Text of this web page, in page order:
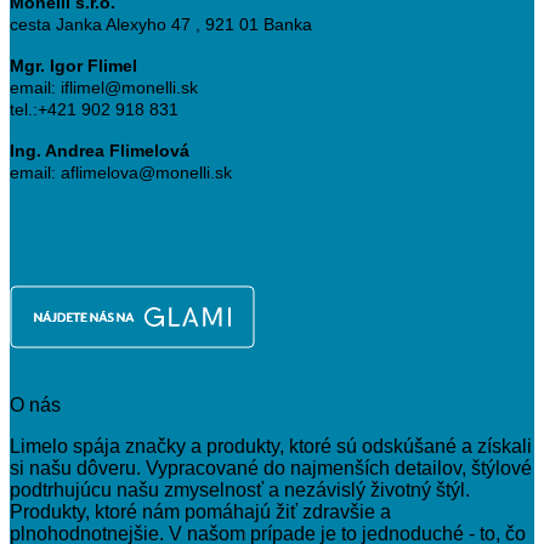
cesta Janka Alexyho 47 , 921 01 Banka
Mgr. Igor Flimel
email: iflimel@monelli.sk
tel.:+421 902 918 831
Ing. Andrea Flimelová
email: aflimelova@monelli.sk
O nás
Limelo spája značky a produkty, ktoré sú odskúšané a získali
si našu dôveru. Vypracované do najmenších detailov, štýlové
podtrhujúcu našu zmyselnosť a nezávislý životný štýl.
Produkty, ktoré nám pomáhajú žiť zdravšie a
plnohodnotnejšie. V našom prípade je to jednoduché - to, čo